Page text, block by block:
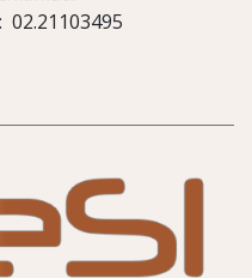
: 02.21103495